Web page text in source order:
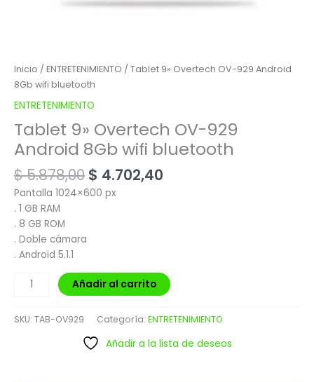
Inicio / ENTRETENIMIENTO / Tablet 9» Overtech OV-929 Android
8Gb wifi bluetooth
ENTRETENIMIENTO
Tablet 9» Overtech OV-929
Android 8Gb wifi bluetooth
$5.878,00 $ 4.702,40
Pantalla 1024×600 px
. 1 GB RAM
. 8 GB ROM
. Doble cámara
. Android 5.1.1
Añadir al carrito
SKU: TAB-OV929 Categoría: ENTRETENIMIENTO
Añadir a la lista de deseos